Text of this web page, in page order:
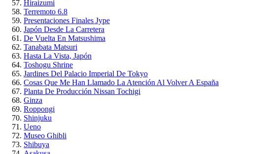
Hiraizumi
Terremoto 6.8
Presentaciones Finales Jype
Japón Desde La Carretera
De Vuelta En Matsushima
Tanabata Matsuri
Hasta La Vista, Japón
Toshogu Shrine
Jardines Del Palacio Imperial De Tokyo
Cosas Que Me Han Llamado La Atención Al Volver A España
Planta De Producción Nissan Tochigi
Ginza
Roppongi
Shinjuku
Ueno
Museo Ghibli
Shibuya